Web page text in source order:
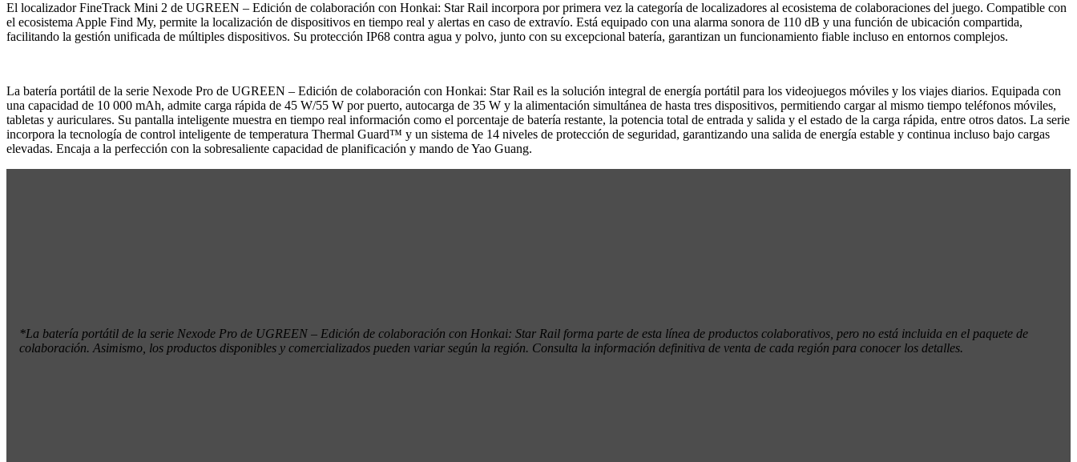
El localizador FineTrack Mini 2 de UGREEN – Edición de colaboración con Honkai: Star Rail incorpora por primera vez la categoría de localizadores al ecosistema de colaboraciones del juego. Compatible con
el ecosistema Apple Find My, permite la localización de dispositivos en tiempo real y alertas en caso de extravío. Está equipado con una alarma sonora de 110 dB y una función de ubicación compartida,
facilitando la gestión unificada de múltiples dispositivos. Su protección IP68 contra agua y polvo, junto con su excepcional batería, garantizan un funcionamiento fiable incluso en entornos complejos.
La batería portátil de la serie Nexode Pro de UGREEN – Edición de colaboración con Honkai: Star Rail es la solución integral de energía portátil para los videojuegos móviles y los viajes diarios. Equipada con
una capacidad de 10 000 mAh, admite carga rápida de 45 W/55 W por puerto, autocarga de 35 W y la alimentación simultánea de hasta tres dispositivos, permitiendo cargar al mismo tiempo teléfonos móviles,
tabletas y auriculares. Su pantalla inteligente muestra en tiempo real información como el porcentaje de batería restante, la potencia total de entrada y salida y el estado de la carga rápida, entre otros datos. La serie
incorpora la tecnología de control inteligente de temperatura Thermal Guard™ y un sistema de 14 niveles de protección de seguridad, garantizando una salida de energía estable y continua incluso bajo cargas
elevadas. Encaja a la perfección con la sobresaliente capacidad de planificación y mando de Yao Guang.
*La batería portátil de la serie Nexode Pro de UGREEN – Edición de colaboración con Honkai: Star Rail forma parte de esta línea de productos colaborativos, pero no está incluida en el paquete de
colaboración. Asimismo, los productos disponibles y comercializados pueden variar según la región. Consulta la información definitiva de venta de cada región para conocer los detalles.